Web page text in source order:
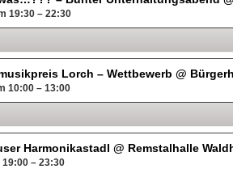
19:30 – 22:30
Lorch – Wettbewerb@
10:00 – 13:00
Harmonikastadl@ Remstalhalle
19:00 – 23:30